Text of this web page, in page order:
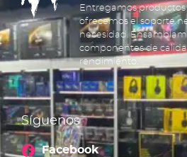
Entregamos
ofrecemos el soporte
necesidad.
componentes de
rendimiento.
Síguenos
Facebook